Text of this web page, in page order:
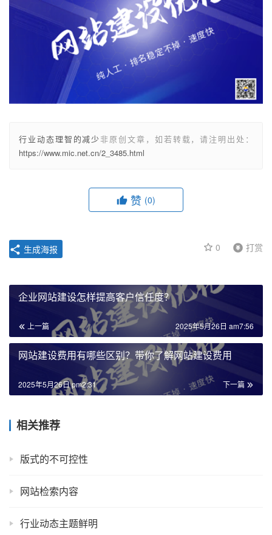
行业动态理智的减少非原创文章，如若转载，请注明出处：
https://www.mic.net.cn/2_3485.html
赞 (0)
0 打赏
生成海报
企业网站建设怎样提高客户信任度？
上一篇 2025年5月26日 am7:56
网站建设费用有哪些区别？带你了解网站建设费用
下一篇
2025年5月26日 pm2:31
相关推荐
版式的不可控性
网站检索内容
行业动态主题鲜明